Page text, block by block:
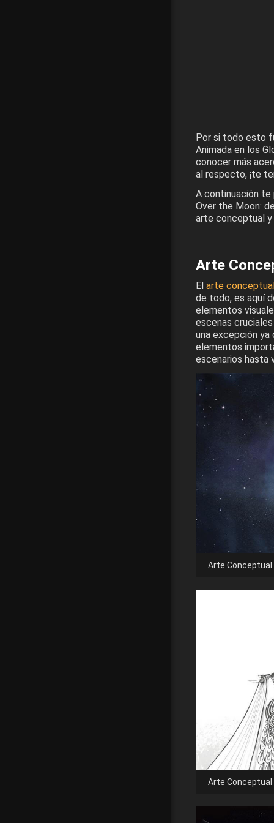
Por si todo esto
Animada en los
conocer más
al respecto, ¡te
A continuación
Over the Moon:
arte conceptual y
Arte
El arte
de todo, es aquí
elementos
escenas
una excepción
elementos
escenarios hasta
Arte Conceptual
Arte Conceptual